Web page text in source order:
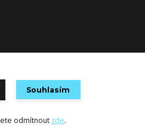
Souhlasím
odmítnout zde.